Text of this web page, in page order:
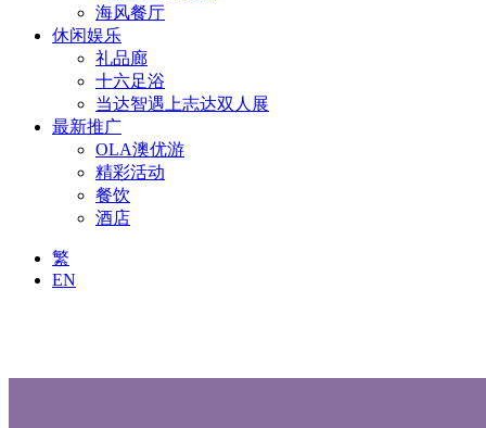
海风餐厅
休闲娱乐
礼品廊
十六足浴
当达智遇上志达双人展
最新推广
OLA澳优游
精彩活动
餐饮
酒店
繁
EN